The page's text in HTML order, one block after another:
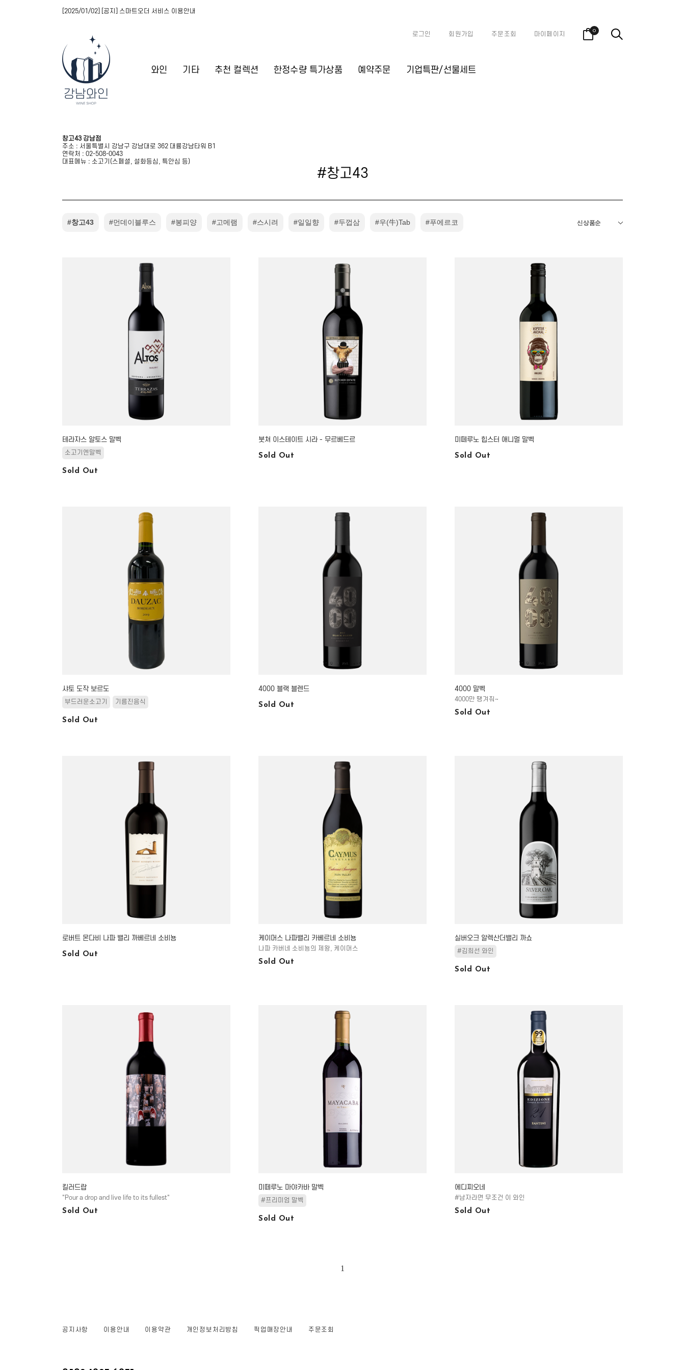
와인 기타 추천 컬렉션 한정수량 특가상품 예약주문 기업특판/선물세트
[2025/01/02] [공지] 스마트오더 서비스 이용안내
로그인 회원가입 주문조회 마이페이지 0
창고43 강남점
주소 : 서울특별시 강남구 강남대로 362 대륭강남타워 B1
연락처 : 02-508-0043
대표메뉴 : 소고기(스페셜, 설화등심, 특안심 등)
#창고43
#창고43 #먼데이블루스 #봉피양 #고메램 #스시려 #일일향 #두껍삼 #우(牛)Tab #푸에르코
테라자스 알토스 말벡
소고기엔말벡
Sold Out
붓쳐 이스테이트 시라 - 무르베드르
Sold Out
미떼루노 힙스터 애니멀 말벡
Sold Out
샤토 도작 보르도
부드러운소고기 기름진음식
Sold Out
4000 블랙 블렌드
Sold Out
4000 말벡
4000만 땡겨줘~
Sold Out
로버트 몬다비 나파 밸리 까베르네 소비뇽
Sold Out
케이머스 나파밸리 카베르네 소비뇽
나파 카버네 소비뇽의 제왕, 케이머스
Sold Out
실버오크 알렉산더밸리 까쇼
#김희선 와인
Sold Out
킬러드랍
"Pour a drop and live life to its fullest"
Sold Out
미떼루노 마야카바 말벡
#프리미엄 말벡
Sold Out
에디찌오네
#남자라면 무조건 이 와인
Sold Out
1
공지사항 이용안내 이용약관 개인정보처리방침 픽업매장안내 주문조회